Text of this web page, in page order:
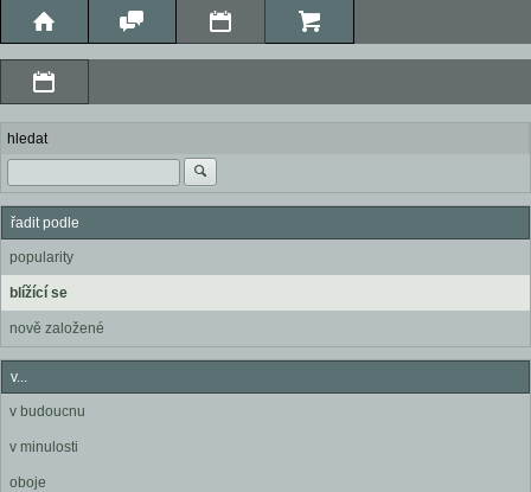
hledat
řadit podle
popularity
blížící se
nově založené
v...
v budoucnu
v minulosti
oboje